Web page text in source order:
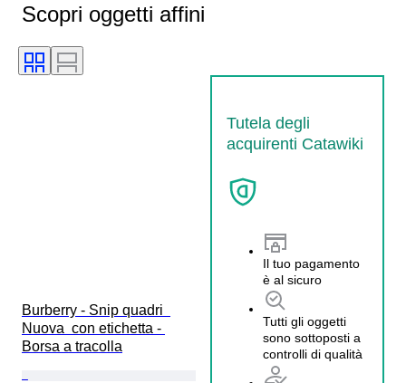
Scopri oggetti affini
Tutela degli
acquirenti Catawiki
Il tuo pagamento
è al sicuro
Tutti gli oggetti
sono sottoposti a
controlli di qualità
Burberry - Snip quadri
Nuova  con etichetta -
Borsa a tracolla